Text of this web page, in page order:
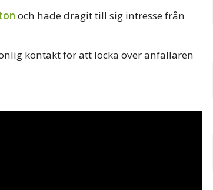
och hade dragit till sig intresse från
kontakt för att locka över anfallaren